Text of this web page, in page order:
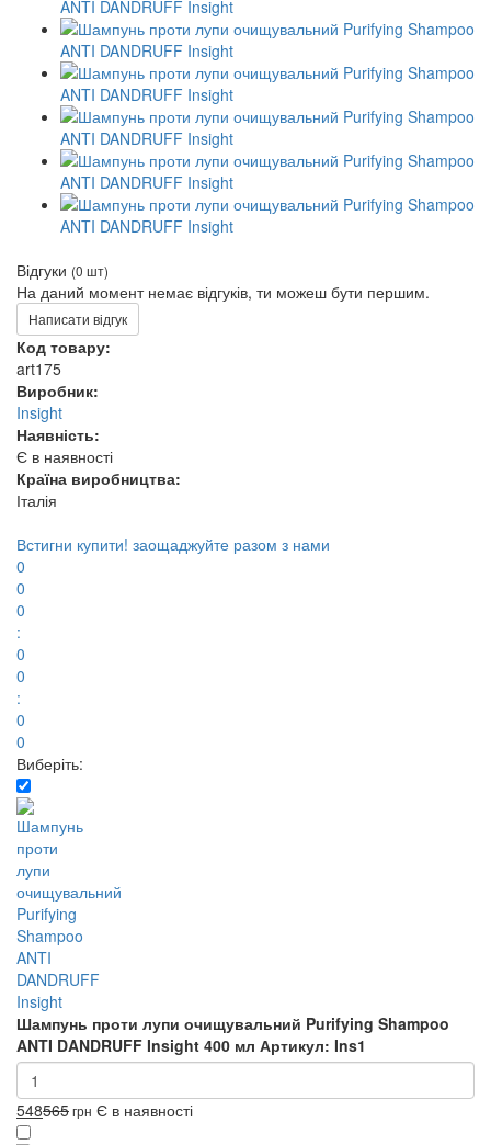
Відгуки (0 шт)
На даний момент немає відгуків, ти можеш бути першим.
Написати відгук
Код товару:
art175
Виробник:
Insight
Наявність:
Є в наявності
Країна виробництва:
Італія
Встигни купити! заощаджуйте разом з нами
0
0
0
:
0
0
:
0
0
Виберіть:
Шампунь проти лупи очищувальний Purifying Shampoo
ANTI DANDRUFF Insight 400 мл Артикул: Ins1
548565грн Є в наявності